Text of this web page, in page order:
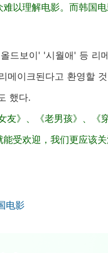
以理解电影。而韩国
드보이' '시월애' 등 리
메이크된다고 환영할
했다.
友》、《老男孩》、
受欢迎，我们更应该
电影